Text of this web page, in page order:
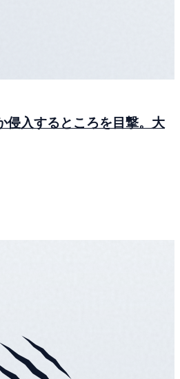
侵入するところを目撃。大